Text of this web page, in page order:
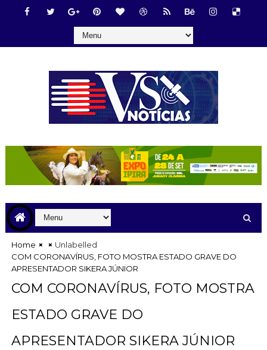
Home
Unlabelled
COM CORONAVÍRUS, FOTO MOSTRA ESTADO GRAVE DO
APRESENTADOR SIKERA JÚNIOR
COM CORONAVÍRUS, FOTO MOSTRA
ESTADO GRAVE DO
APRESENTADOR SIKERA JÚNIOR